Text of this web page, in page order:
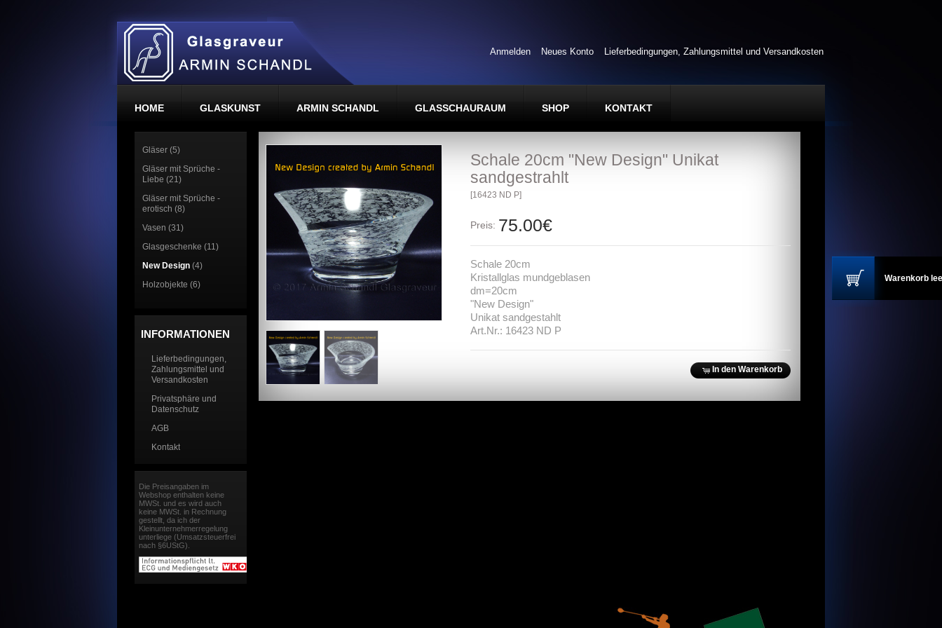
Warenkorb
Anmelden Neues Konto Lieferbedingungen, Zahlungsmittel und Versandkosten
HOME GLASKUNST ARMIN SCHANDL GLASSCHAURAUM SHOP KONTAKT
Schale 20cm "New Design" Unikat
sandgestrahlt
[16423 ND P]
Preis: 75.00€
Schale 20cm
Kristallglas mundgeblasen
dm=20cm
"New Design"
Unikat sandgestahlt
Art.Nr.: 16423 ND P
In den Warenkorb
Gläser (5)
Gläser mit Sprüche -
Liebe (21)
Gläser mit Sprüche -
erotisch (8)
Vasen (31)
Glasgeschenke (11)
New Design (4)
Holzobjekte (6)
INFORMATIONEN
Lieferbedingungen,
Zahlungsmittel und
Versandkosten
Privatsphäre und
Datenschutz
AGB
Kontakt
Die Preisangaben im
Webshop enthalten keine
MWSt. und es wird auch
keine MWSt. in Rechnung
gestellt, da ich der
Kleinunternehmerregelung
unterliege (Umsatzsteuerfrei
nach §6UStG).